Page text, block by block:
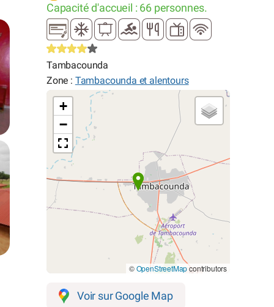
Capacité d'accueil : 66 personnes.
Tambacounda
Zone : Tambacounda et alentours
+
−
©OpenStreetMapcontributors
Voir sur Google Map